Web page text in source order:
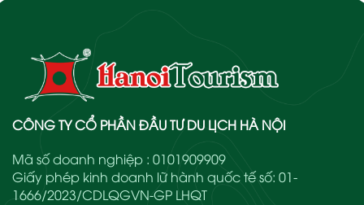
CÔNG TY CỔ PHẦN ĐẦU TƯ DU LỊCH HÀ NỘI
Mã số doanh nghiệp : 0101909909
Giấy phép kinh doanh lữ hành quốc tế số: 01-
1666/2023/CDLQGVN-GP LHQT